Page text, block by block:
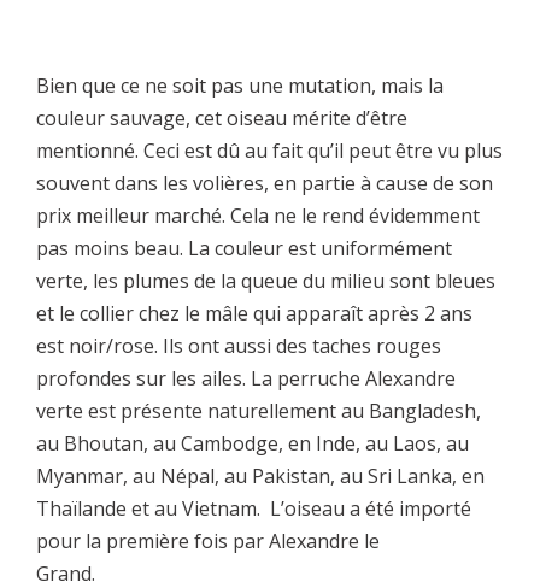
Bien que ce ne soit pas une mutation, mais la
couleur sauvage, cet oiseau mérite d’être
mentionné. Ceci est dû au fait qu’il peut être vu plus
souvent dans les volières, en partie à cause de son
prix meilleur marché. Cela ne le rend évidemment
pas moins beau. La couleur est uniformément
verte, les plumes de la queue du milieu sont bleues
et le collier chez le mâle qui apparaît après 2 ans
est noir/rose. Ils ont aussi des taches rouges
profondes sur les ailes. La perruche Alexandre
verte est présente naturellement au Bangladesh,
au Bhoutan, au Cambodge, en Inde, au Laos, au
Myanmar, au Népal, au Pakistan, au Sri Lanka, en
Thaïlande et au Vietnam. L’oiseau a été importé
pour la première fois par Alexandre le
Grand.